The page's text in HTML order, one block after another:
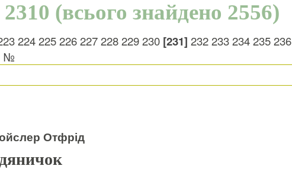
(всього знайдено 2556)
224 225 226 227 228 229 230 [231] 232 233 234 235 236
№
Отфрід